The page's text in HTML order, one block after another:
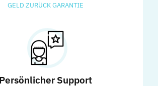
GELD ZURÜCK GARANTIE
Persönlicher Support